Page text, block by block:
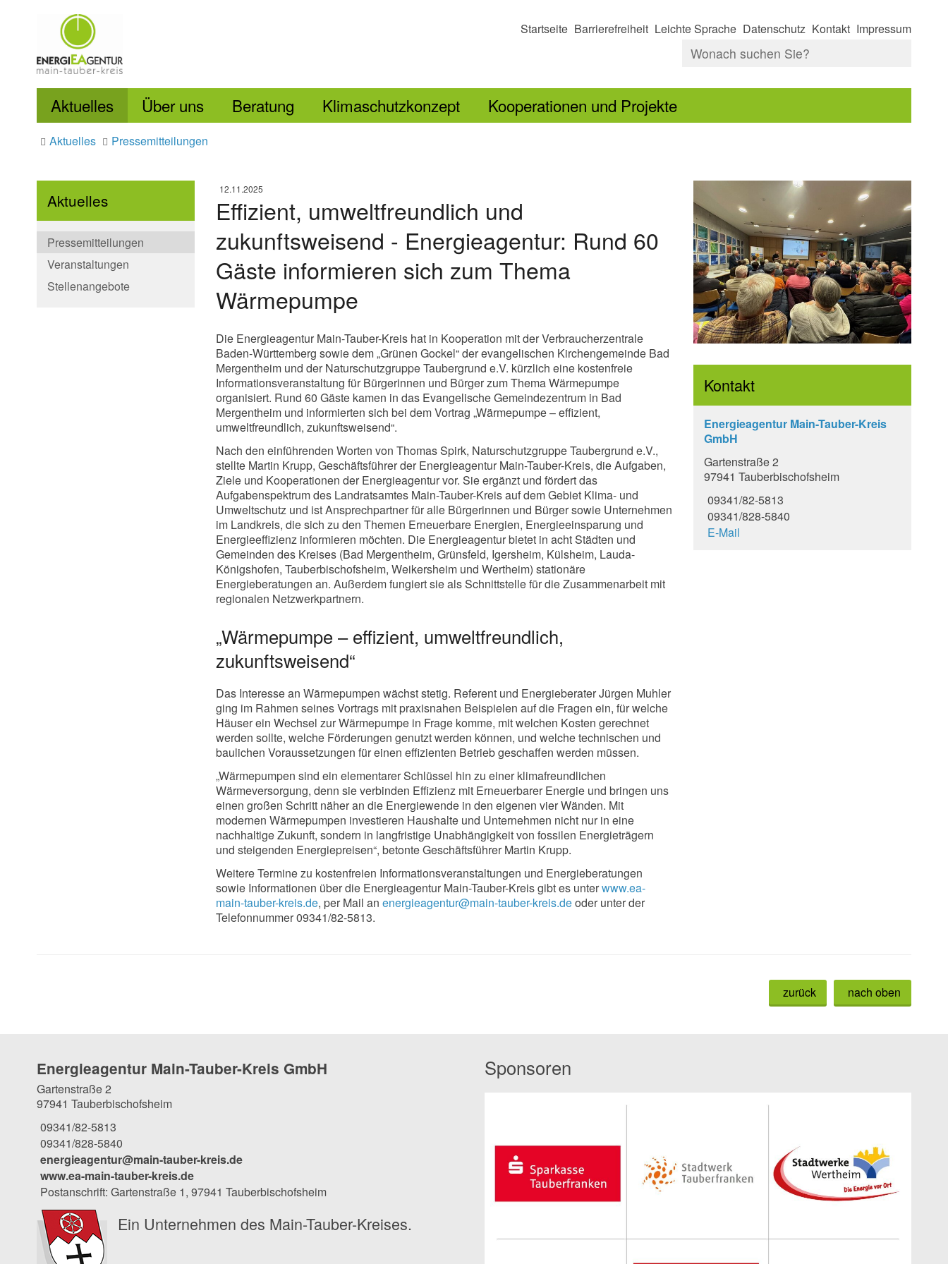
Startseite Barrierefreiheit Leichte Sprache Datenschutz Kontakt Impressum
Aktuelles Über uns Beratung Klimaschutzkonzept Kooperationen und Projekte
Aktuelles Pressemitteilungen
Aktuelles
Pressemitteilungen
Veranstaltungen
Stellenangebote
12.11.2025
Effizient, umweltfreundlich und
zukunftsweisend - Energieagentur: Rund 60
Gäste informieren sich zum Thema
Wärmepumpe
Die Energieagentur Main-Tauber-Kreis hat in Kooperation mit der Verbraucherzentrale
Baden-Württemberg sowie dem „Grünen Gockel“ der evangelischen Kirchengemeinde Bad
Mergentheim und der Naturschutzgruppe Taubergrund e.V. kürzlich eine kostenfreie
Informationsveranstaltung für Bürgerinnen und Bürger zum Thema Wärmepumpe
organisiert. Rund 60 Gäste kamen in das Evangelische Gemeindezentrum in Bad
Mergentheim und informierten sich bei dem Vortrag „Wärmepumpe – effizient,
umweltfreundlich, zukunftsweisend“.
Nach den einführenden Worten von Thomas Spirk, Naturschutzgruppe Taubergrund e.V.,
stellte Martin Krupp, Geschäftsführer der Energieagentur Main-Tauber-Kreis, die Aufgaben,
Ziele und Kooperationen der Energieagentur vor. Sie ergänzt und fördert das
Aufgabenspektrum des Landratsamtes Main-Tauber-Kreis auf dem Gebiet Klima- und
Umweltschutz und ist Ansprechpartner für alle Bürgerinnen und Bürger sowie Unternehmen
im Landkreis, die sich zu den Themen Erneuerbare Energien, Energieeinsparung und
Energieeffizienz informieren möchten. Die Energieagentur bietet in acht Städten und
Gemeinden des Kreises (Bad Mergentheim, Grünsfeld, Igersheim, Külsheim, Lauda-
Königshofen, Tauberbischofsheim, Weikersheim und Wertheim) stationäre
Energieberatungen an. Außerdem fungiert sie als Schnittstelle für die Zusammenarbeit mit
regionalen Netzwerkpartnern.
„Wärmepumpe – effizient, umweltfreundlich,
zukunftsweisend“
Das Interesse an Wärmepumpen wächst stetig. Referent und Energieberater Jürgen Muhler
ging im Rahmen seines Vortrags mit praxisnahen Beispielen auf die Fragen ein, für welche
Häuser ein Wechsel zur Wärmepumpe in Frage komme, mit welchen Kosten gerechnet
werden sollte, welche Förderungen genutzt werden können, und welche technischen und
baulichen Voraussetzungen für einen effizienten Betrieb geschaffen werden müssen.
„Wärmepumpen sind ein elementarer Schlüssel hin zu einer klimafreundlichen
Wärmeversorgung, denn sie verbinden Effizienz mit Erneuerbarer Energie und bringen uns
einen großen Schritt näher an die Energiewende in den eigenen vier Wänden. Mit
modernen Wärmepumpen investieren Haushalte und Unternehmen nicht nur in eine
nachhaltige Zukunft, sondern in langfristige Unabhängigkeit von fossilen Energieträgern
und steigenden Energiepreisen“, betonte Geschäftsführer Martin Krupp.
Weitere Termine zu kostenfreien Informationsveranstaltungen und Energieberatungen
sowie Informationen über die Energieagentur Main-Tauber-Kreis gibt es unterwww.ea-
main-tauber-kreis.de, per Mail an energieagentur@main-tauber-kreis.deoder unter der
Telefonnummer 09341/82-5813.
Kontakt
Energieagentur Main-Tauber-Kreis
GmbH
Gartenstraße 2
97941 Tauberbischofsheim
09341/82-5813
09341/828-5840
E-Mail
nach oben
zurück
Energieagentur Main-Tauber-Kreis GmbH
Gartenstraße 2
97941 Tauberbischofsheim
09341/82-5813
09341/828-5840
energieagentur@main-tauber-kreis.de
www.ea-main-tauber-kreis.de
Postanschrift: Gartenstraße 1, 97941 Tauberbischofsheim
Ein Unternehmen des Main-Tauber-Kreises.
Sponsoren